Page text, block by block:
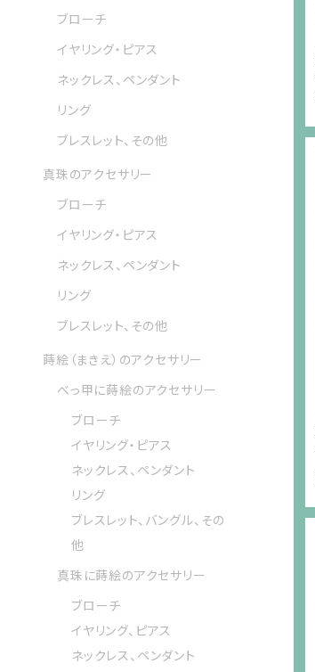
ブローチ
イヤリング・ピアス
ネックレス、ペンダント
リング
ブレスレット、その他
真珠のアクセサリー
ブローチ
イヤリング・ピアス
ネックレス、ペンダント
リング
ブレスレット、その他
蒔絵（まきえ）のアクセサリー
べっ甲に蒔絵のアクセサリー
ブローチ
イヤリング・ピアス
ネックレス、ペンダント
リング
ブレスレット、バングル、その
他
真珠に蒔絵のアクセサリー
ブローチ
イヤリング、ピアス
ネックレス、ペンダント